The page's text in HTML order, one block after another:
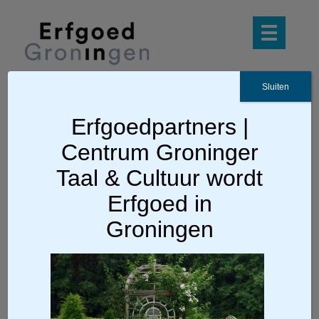
Ga terug
OLYMPUS DIGITAL CAMERA
Erfgoedpartners |
Centrum Groninger
Taal & Cultuur wordt
Erfgoed in
Groningen
Sluiten